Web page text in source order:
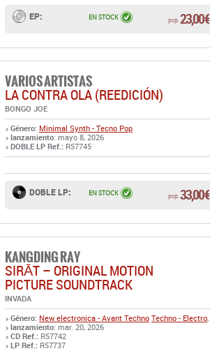
EP: pvp. 23,00 €
EN STOCK
VARIOS ARTISTAS
LA CONTRA OLA (REEDICIÓN)
BONGO JOE
Género: Minimal Synth - Tecno Pop
lanzamiento: mayo 8, 2026
DOBLE LP Ref.: R57745
DOBLE LP: pvp. 33,00 €
EN STOCK
KANGDING RAY
SIRĀT – ORIGINAL MOTION
PICTURE SOUNDTRACK
INVADA
Género: New electronica - Avant Techno Techno - Electro,
lanzamiento: mar. 20, 2026
CD Ref.: R57742
LP Ref.: R57737